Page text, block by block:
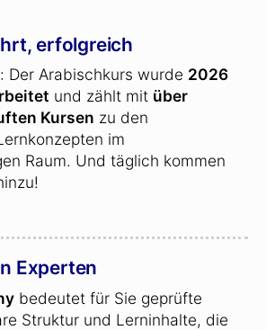
erfolgreich
Der Arabischkurs wurde 2026
und zählt mit über
Kursen zu den
im
Raum. Und täglich kommen
Experten
bedeutet für Sie geprüfte
Struktur und Lerninhalte, die